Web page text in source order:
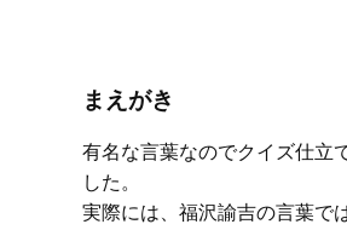
まえがき
有名な言葉なのでクイズ仕立
した。
実際には、福沢諭吉の言葉で